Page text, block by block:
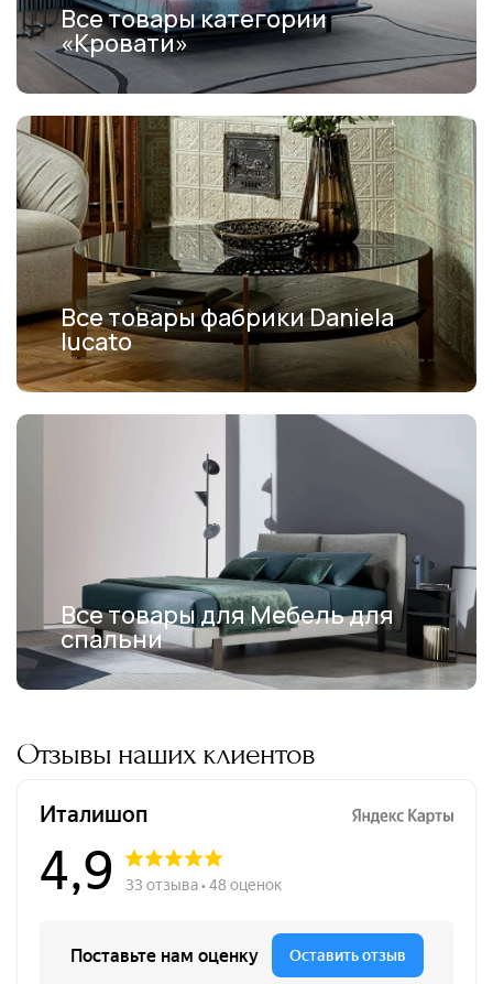
Все товары категории
«Кровати»
Все товары фабрики Daniela
lucato
Все товары для Мебель для
спальни
Отзывы наших клиентов